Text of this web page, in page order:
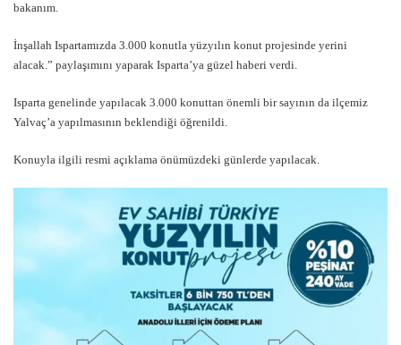
bakanım.
İnşallah Ispartamızda 3.000 konutla yüzyılın konut projesinde yerini
alacak.” paylaşımını yaparak Isparta’ya güzel haberi verdi.
Isparta genelinde yapılacak 3.000 konuttan önemli bir sayının da ilçemiz
Yalvaç’a yapılmasının beklendiği öğrenildi.
Konuyla ilgili resmi açıklama önümüzdeki günlerde yapılacak.